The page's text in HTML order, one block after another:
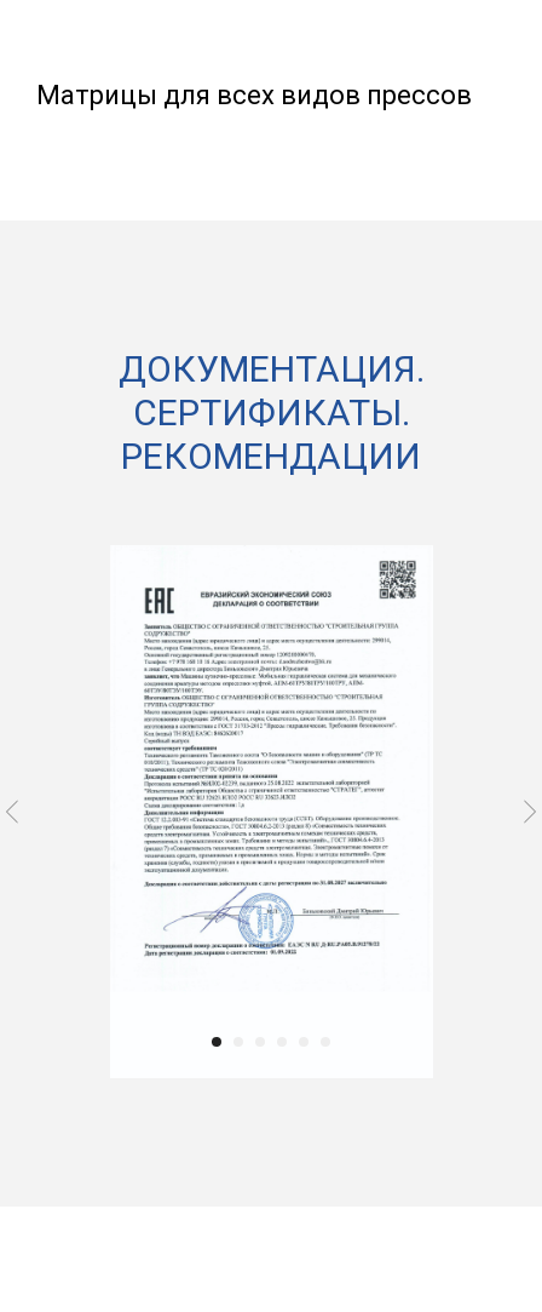
Матрицы для всех видов прессов
ДОКУМЕНТАЦИЯ.
СЕРТИФИКАТЫ.
РЕКОМЕНДАЦИИ